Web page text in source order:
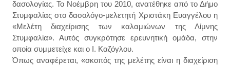
δασολογίας. Το Νοέμβρη του 2010, ανατέθηκε από το Δήμο
Στυμφαλίας στο δασολόγο-μελετητή Χριστάκη Ευαγγέλου η
«Μελέτη διαχείρισης των καλαμιώνων της Λίμνης
Στυμφαλία». Αυτός συγκρότησε ερευνητική ομάδα, στην
οποία συμμετείχε και ο Ι. Καζόγλου.
Όπως αναφέρεται, «σκοπός της μελέτης είναι η διαχείριση